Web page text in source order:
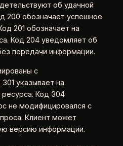
об удачной
200 обозначает успешное
201 обозначает на
Код 204 уведомляет об
передачи информации.
с
указывает на
Код 304
не модифицировался с
Клиент может
версию информации.